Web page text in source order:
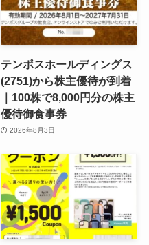
テンポスホールディングス
(2751)から株主優待が到着
｜100株で8,000円分の株主
優待御食事券
2026年8月3日